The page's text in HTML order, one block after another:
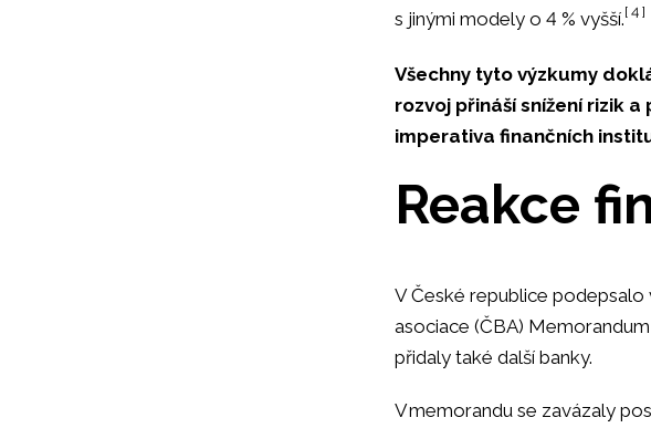
s jinými modely o 4 % vyšší.[ 4 ]
Všechny tyto výzkumy
rozvoj přináší snížení rizik
imperativa finančních
Reakce
V České republice podepsalo
asociace (ČBA)
přidaly také další banky.
V memorandu se zavázaly